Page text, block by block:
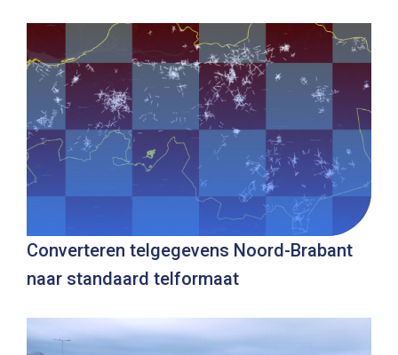
Converteren telgegevens Noord-Brabant
naar standaard telformaat